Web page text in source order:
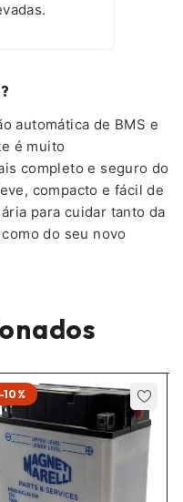
automática de BMS e
é muito
completo e seguro do
compacto e fácil de
para cuidar tanto da
do seu novo
-10%